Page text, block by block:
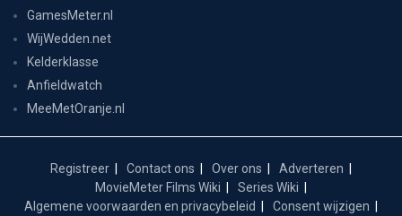
GamesMeter.nl
WijWedden.net
Kelderklasse
Anfieldwatch
MeeMetOranje.nl
Registreer Contact ons Over ons
Adverteren
MovieMeter Films Wiki
Series Wiki
Algemene voorwaarden en privacybeleid
Consent wijzigen